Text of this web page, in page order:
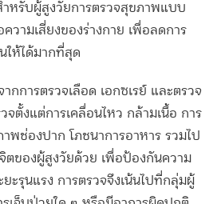
ำหรับผู้สูงวัยการตรวจสุขภาพแบบ
วามเสี่ยงของร่างกาย เพื่อลดการ
ให้ได้มากที่สุด
กการตรวจเลือด เอกซเรย์ และตรวจ
จตั้งแต่การเคลื่อนไหว กล้ามเนื้อ การ
พช่องปาก โภชนาการอาหาร รวมไป
ตของผู้สูงวัยด้วย เพื่อป้องกันความ
ยะรุนแรง การตรวจจึงเน้นไปที่กลุ่มผู้